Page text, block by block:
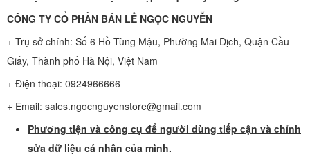
CÔNG TY CỔ PHẦN BÁN LẺ NGỌC NGUYỄN
+ Trụ sở chính: Số 6 Hồ Tùng Mậu, Phường Mai Dịch, Quận Cầu
Giấy, Thành phố Hà Nội, Việt Nam
+ Điện thoại: 0924966666
+ Email: sales.ngocnguyenstore@gmail.com
Phương tiện và công cụ để người dùng tiếp cận và chỉnh
sửa dữ liệu cá nhân của mình.